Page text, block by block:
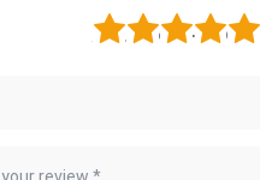
5
4
3
2